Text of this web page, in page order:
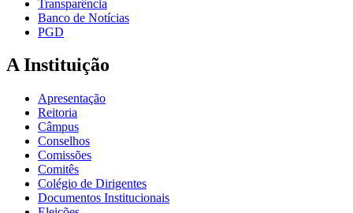
Transparência
Banco de Notícias
PGD
A Instituição
Apresentação
Reitoria
Câmpus
Conselhos
Comissões
Comitês
Colégio de Dirigentes
Documentos Institucionais